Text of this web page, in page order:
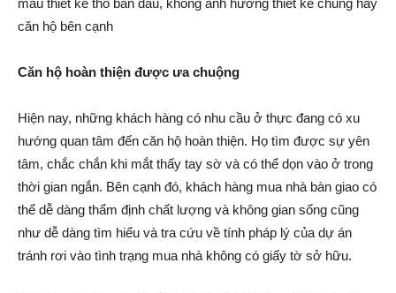
mẫu thiết kế thô ban đầu, không ảnh hưởng thiết kế chung hay
căn hộ bên cạnh
Căn hộ hoàn thiện được ưa chuộng
Hiện nay, những khách hàng có nhu cầu ở thực đang có xu
hướng quan tâm đến căn hộ hoàn thiện. Họ tìm được sự yên
tâm, chắc chắn khi mắt thấy tay sờ và có thể dọn vào ở trong
thời gian ngắn. Bên cạnh đó, khách hàng mua nhà bàn giao có
thể dễ dàng thẩm định chất lượng và không gian sống cũng
như dễ dàng tìm hiểu và tra cứu về tính pháp lý của dự án
tránh rơi vào tình trạng mua nhà không có giấy tờ sở hữu.